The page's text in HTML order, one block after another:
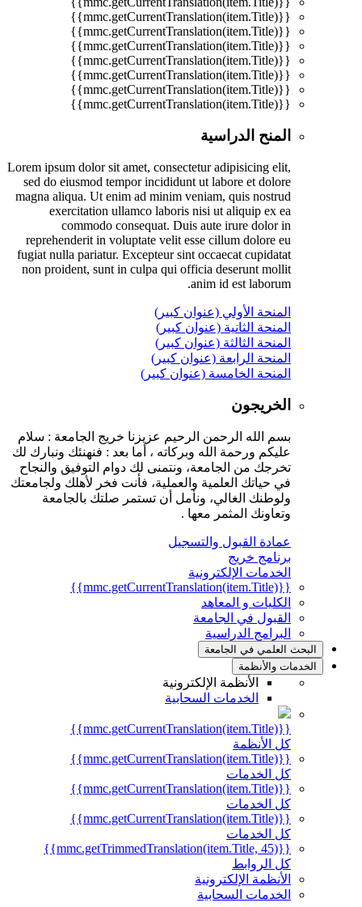
{{mmc.getCurrentTranslation(item.Title)}}
{{mmc.getCurrentTranslation(item.Title)}}
{{mmc.getCurrentTranslation(item.Title)}}
{{mmc.getCurrentTranslation(item.Title)}}
{{mmc.getCurrentTranslation(item.Title)}}
{{mmc.getCurrentTranslation(item.Title)}}
{{mmc.getCurrentTranslation(item.Title)}}
المنح الدراسية
Lorem ipsum dolor sit amet, consectetur adipisicing elit,
sed do eiusmod tempor incididunt ut labore et dolore
magna aliqua. Ut enim ad minim veniam, quis nostrud
exercitation ullamco laboris nisi ut aliquip ex ea
commodo consequat. Duis aute irure dolor in
reprehenderit in voluptate velit esse cillum dolore eu
fugiat nulla pariatur. Excepteur sint occaecat cupidatat
non proident, sunt in culpa qui officia deserunt mollit
anim id est laborum.
المنحة الأولي (عنوان كبير)
المنحة الثانية (عنوان كبير)
المنحة الثالثة (عنوان كبير)
المنحة الرابعة (عنوان كبير)
المنحة الخامسة (عنوان كبير)
الخريجون
بسم الله الرحمن الرحيم عزيزنا خريج الجامعة : سلام
عليكم ورحمة الله وبركاته ، أما بعد : فنهنئك ونبارك لك
تخرجك من الجامعة، ونتمنى لك دوام التوفيق والنجاح
في حياتك العلمية والعملية، فأنت فخر لأهلك ولجامعتك
ولوطنك الغالي، ونأمل أن تستمر صلتك بالجامعة
وتعاونك المثمر معها .
عمادة القبول والتسجيل
برنامج خريج
الخدمات الإلكترونية
{{mmc.getCurrentTranslation(item.Title)}}
الكليات و المعاهد
القبول في الجامعة
البرامج الدراسية
البحث العلمي في الجامعة
الخدمات والأنظمة
الأنظمة الإلكترونية
الخدمات السحابية
{{mmc.getCurrentTranslation(item.Title)}}
كل الأنظمة
{{mmc.getCurrentTranslation(item.Title)}}
كل الخدمات
{{mmc.getCurrentTranslation(item.Title)}}
كل الخدمات
{{mmc.getCurrentTranslation(item.Title)}}
كل الخدمات
{{mmc.getTrimmedTranslation(item.Title, 45)}}
كل الروابط
الأنظمة الإلكترونية
الخدمات السحابية